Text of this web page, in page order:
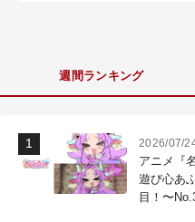
週間ランキング
2026/07/
アニメ『
遊び心あ
目！〜